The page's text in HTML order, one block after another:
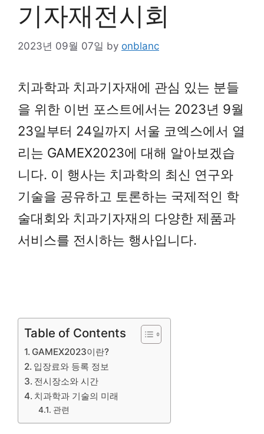
기자재전시회
2023년 09월 07일 by onblanc
치과학과 치과기자재에 관심 있는 분들
을 위한 이번 포스트에서는 2023년 9월
23일부터 24일까지 서울 코엑스에서 열
리는 GAMEX2023에 대해 알아보겠습
니다. 이 행사는 치과학의 최신 연구와
기술을 공유하고 토론하는 국제적인 학
술대회와 치과기자재의 다양한 제품과
서비스를 전시하는 행사입니다.
Table of Contents
GAMEX2023이란?
입장료와 등록 정보
전시장소와 시간
치과학과 기술의 미래
관련